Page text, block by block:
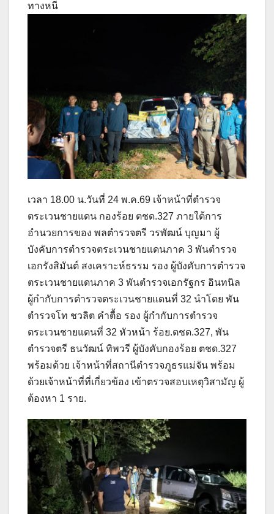
ทางหนี
เวลา 18.00 น.วันที่ 24 พ.ค.69 เจ้าหน้าที่ตำรวจ
ตระเวนชายแดน กองร้อย ตชด.327 ภายใต้การ
อำนวยการของ พลตำรวจตรี วรพัฒน์ บุญมา ผู้
บังคับการตำรวจตระเวนชายแดนภาค 3 พันตำรวจ
เอกรังสิมันต์ สงเคราะห์ธรรม รอง ผู้บังคับการตำรวจ
ตระเวนชายแดนภาค 3 พันตำรวจเอกรัฐกร อินทนิล
ผู้กำกับการตำรวจตระเวนชายแดนที่ 32 นำโดย พัน
ตำรวจโท ชวลิต คำตื้อ รอง ผู้กำกับการตำรวจ
ตระเวนชายแดนที่ 32 หัวหน้า ร้อย.ตชด.327, พัน
ตำรวจตรี ธนวัฒน์ ทิพวรี ผู้บังคับกองร้อย ตชด.327
พร้อมด้วย เจ้าหน้าที่สถานีตำรวจภูธรแม่จัน พร้อม
ด้วยเจ้าหน้าที่ที่เกี่ยวข้อง เข้าตรวจสอบเหตุวิสามัญ ผู้
ต้องหา 1 ราย.